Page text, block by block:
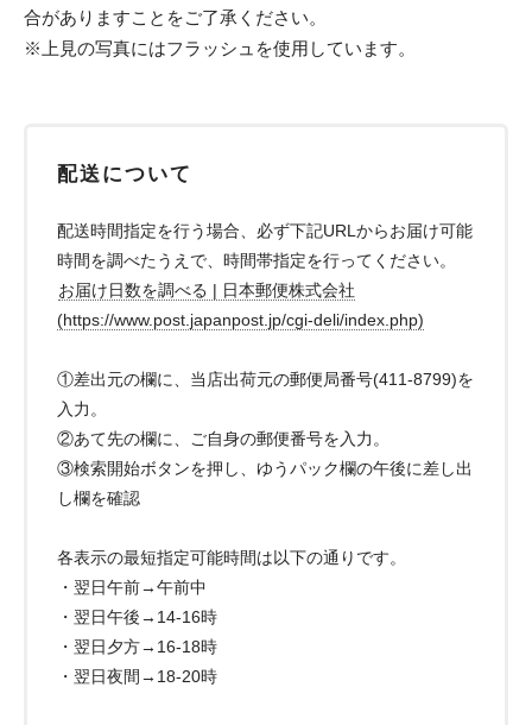
合がありますことをご了承ください。
※上見の写真にはフラッシュを使用しています。
配送について
配送時間指定を行う場合、必ず下記URLからお届け可能
時間を調べたうえで、時間帯指定を行ってください。
お届け日数を調べる | 日本郵便株式会社
(https://www.post.japanpost.jp/cgi-deli/index.php)
①差出元の欄に、当店出荷元の郵便局番号(411-8799)を
入力。
②あて先の欄に、ご自身の郵便番号を入力。
③検索開始ボタンを押し、ゆうパック欄の午後に差し出
し欄を確認
各表示の最短指定可能時間は以下の通りです。
・翌日午前→午前中
・翌日午後→14-16時
・翌日夕方→16-18時
・翌日夜間→18-20時